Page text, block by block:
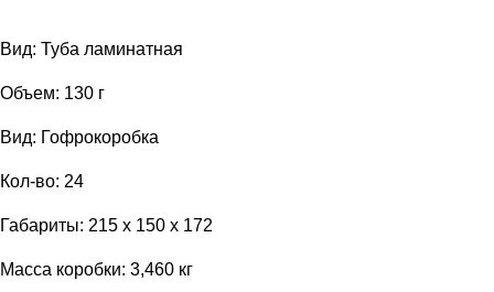
Вид: Туба ламинатная
Объем: 130 г
Вид: Гофрокоробка
Кол-во: 24
Габариты: 215 x 150 x 172
Масса коробки: 3,460 кг